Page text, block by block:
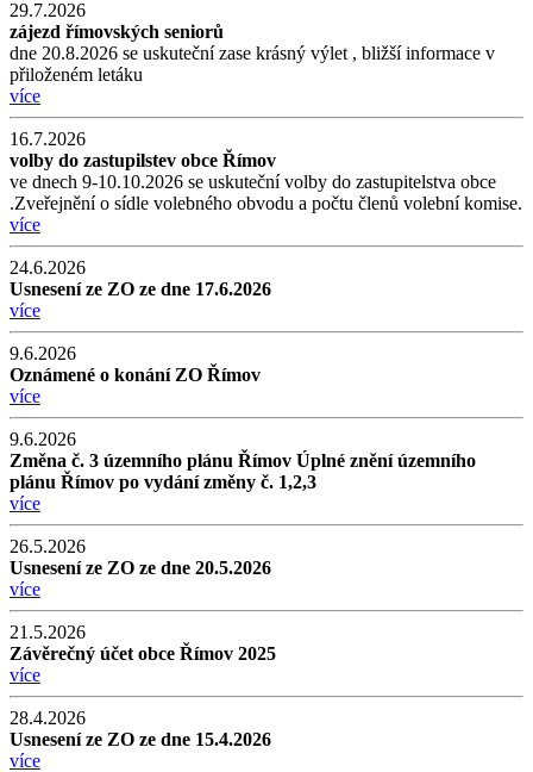
29.7.2026
zájezd římovských seniorů
dne 20.8.2026 se uskuteční zase krásný výlet , bližší informace v
přiloženém letáku
více
16.7.2026
volby do zastupilstev obce Římov
ve dnech 9-10.10.2026 se uskuteční volby do zastupitelstva obce
.Zveřejnění o sídle volebného obvodu a počtu členů volební komise.
více
24.6.2026
Usnesení ze ZO ze dne 17.6.2026
více
9.6.2026
Oznámené o konání ZO Římov
více
9.6.2026
Změna č. 3 územního plánu Římov Úplné znění územního
plánu Římov po vydání změny č. 1,2,3
více
26.5.2026
Usnesení ze ZO ze dne 20.5.2026
více
21.5.2026
Závěrečný účet obce Římov 2025
více
28.4.2026
Usnesení ze ZO ze dne 15.4.2026
více